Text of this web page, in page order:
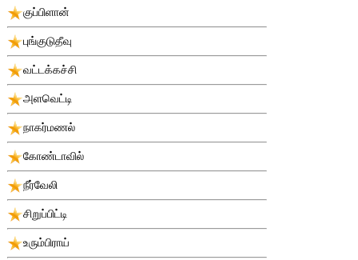
குப்பிளான்
புங்குடுதீவு
வட்டக்கச்சி
அளவெட்டி
நாகர்மணல்
கோண்டாவில்
நீர்வேலி
சிறுப்பிட்டி
உரும்பிராய்